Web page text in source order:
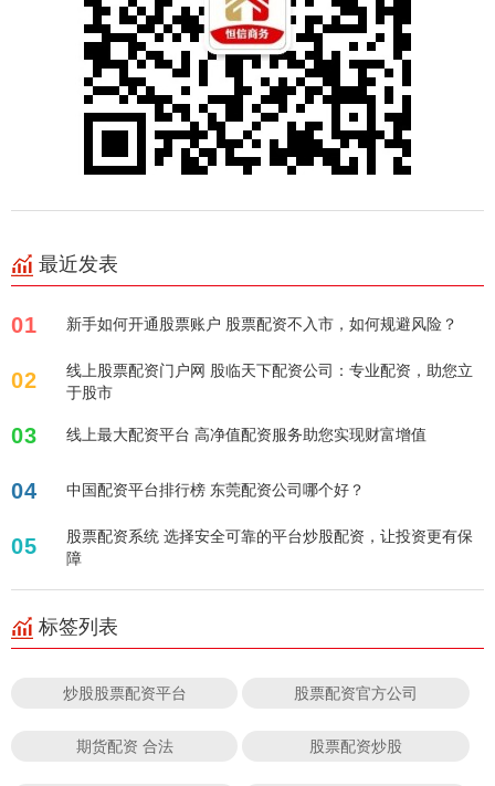
最近发表
01 新手如何开通股票账户 股票配资不入市，如何规避风险？
02
线上股票配资门户网 股临天下配资公司：专业配资，助您立
于股市
03 线上最大配资平台 高净值配资服务助您实现财富增值
04 中国配资平台排行榜 东莞配资公司哪个好？
05
股票配资系统 选择安全可靠的平台炒股配资，让投资更有保
障
标签列表
炒股股票配资平台 股票配资官方公司
期货配资 合法 股票配资炒股